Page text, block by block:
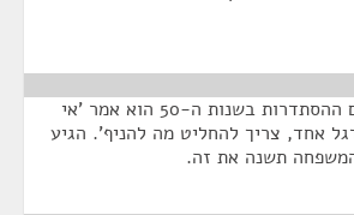
ולא סתם, בוויכוח עם ההסתדרות בשנות ה-50 הוא אמר 'אי
אחד, צריך להחליט מה להניף'. הגיע
תשנה את זה.